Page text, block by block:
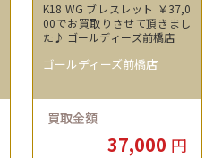
K18 WG ブレスレット ￥37,0
00でお買取りさせて頂きまし
た♪ ゴールディーズ前橋店
ゴールディーズ前橋店
買取金額
37,000 円